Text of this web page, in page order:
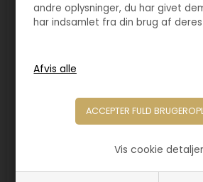
andre oplysninger, du har givet
har indsamlet fra din brug af
Vis cookie detaljer
Varenr. 4215